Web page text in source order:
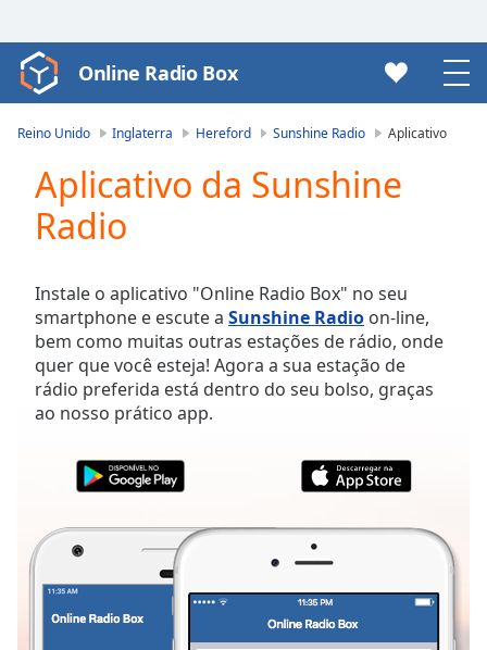
Video
Player
Play
Video
Skip
Forward
Mute
Current
Time0:00
Duration-:-
Seek to
live,
behind
LIVE
Online Radio Box
Reino Unido Inglaterra Hereford Sunshine Radio Aplicativo
Aplicativo da Sunshine
Radio
Instale o aplicativo "Online Radio Box" no seu
smartphone e escute a Sunshine Radio on-line,
bem como muitas outras estações de rádio, onde
quer que você esteja! Agora a sua estação de
rádio preferida está dentro do seu bolso, graças
ao nosso prático app.